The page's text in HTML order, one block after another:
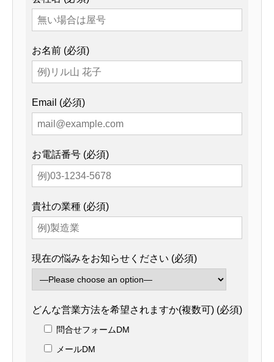
お名前 (必須)
Email (必須)
お電話番号 (必須)
貴社の業種 (必須)
現在の悩みをお知らせください (必須)
どんな営業方法を希望されますか(複数可) (必須)
問合せフォームDM
メールDM